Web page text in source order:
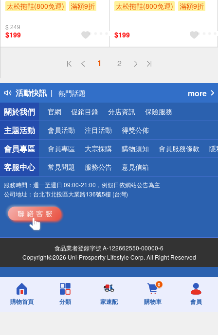
太松拖鞋(800免運)
滿額9折
$ 249
$199
太松拖鞋(800免運)
滿額9折
$199
1 2
活動快訊
偏遠地區配送
得獎公告
熱門話題
銀行優惠
偏遠地區配送
詐騙網頁！請小心！
more
關於我們
官網 促銷目錄 分店資訊 保險服務
主題活動 會員活動 注目活動 得獎公佈
會員專區 會員專區 大宗採購 購物須知 會員服務條款 隱
客服中心 常見問題 服務公告 意見信箱
服務時間： 週一至週日 09:00-21:00，例假日依網站公告為主
公司地址： 台北市北投區大業路136號5樓 (台灣)
食品業者登錄字號 A-122662550-00000-6
Copyright©2026 Uni-Prosperity Lifestyle Corp. All Right Reserved
購物首頁 分類 家速配
0
購物車 會員